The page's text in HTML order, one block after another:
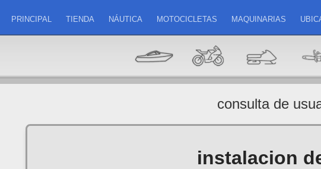
PRINCIPAL TIENDA NÁUTICA MOTOCICLETAS MAQUINARIAS
consulta de
instalacion